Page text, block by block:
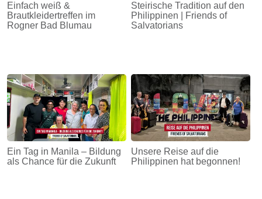
Einfach weiß &
Brautkleidertreffen im
Rogner Bad Blumau
Steirische Tradition auf den
Philippinen | Friends of
Salvatorians
Ein Tag in Manila – Bildung
als Chance für die Zukunft
Unsere Reise auf die
Philippinen hat begonnen!